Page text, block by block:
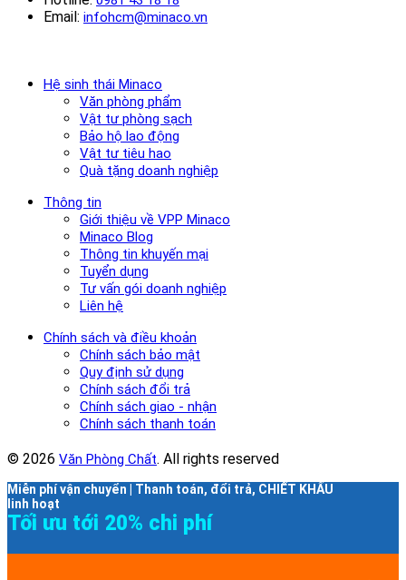
Email: infohcm@minaco.vn
Hệ sinh thái Minaco
Văn phòng phẩm
Vật tư phòng sạch
Bảo hộ lao động
Vật tư tiêu hao
Quà tặng doanh nghiệp
Thông tin
Giới thiệu về VPP Minaco
Minaco Blog
Thông tin khuyến mại
Tuyển dụng
Tư vấn gói doanh nghiệp
Liên hệ
Chính sách và điều khoản
Chính sách bảo mật
Quy định sử dụng
Chính sách đổi trả
Chính sách giao - nhận
Chính sách thanh toán
© 2026 Văn Phòng Chất. All rights reserved
Miễn phí vận chuyển | Thanh toán, đổi trả, CHIẾT KHẤU
linh hoạt
Tối ưu tới 20% chi phí